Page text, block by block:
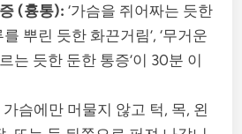
(흉통): ‘가슴을 쥐어짜는 듯한
를 뿌린 듯한 화끈거림’, ‘무거운
는 듯한 둔한 통증’이 30분 이
슴에만 머물지 않고 턱, 목, 왼